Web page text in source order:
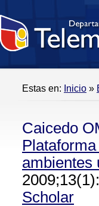
Estas en: Inicio »
Caicedo
ambientes
Scholar